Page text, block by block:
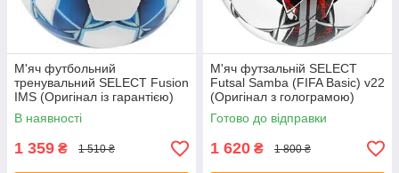
М'яч футбольний
тренувальний SELECT Fusion
IMS (Оригінал із гарантією)
В наявності
1 359 ₴ 1 510 ₴
М'яч футзальній SELECT
Futsal Samba (FIFA Basic) v22
(Оригінал з голограмою)
Готово до відправки
1 620 ₴ 1 800 ₴